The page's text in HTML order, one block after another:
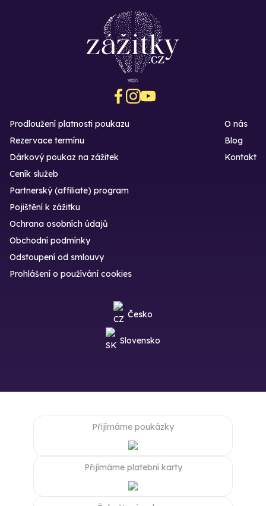
Prodloužení platnosti poukazu
Rezervace termínu
Dárkový poukaz na zážitek
O nás
Blog
Kontakt
Ceník služeb
Partnerský (affiliate) program
Pojištění k zážitku
Ochrana osobních údajů
Obchodní podmínky
Odstoupení od smlouvy
Prohlášení o používání cookies
Česko
Slovensko
Přijímáme poukázky
Přijímáme platební karty